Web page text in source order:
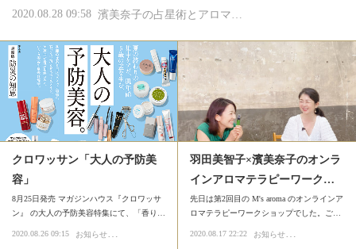
2020.08.28 09:58 濱美奈子の占星術とアロマテラピー
クロワッサン「大人の予防美
容」
8月25日発売 マガジンハウス『クロワッサ
ン』 の大人の予防美容特集にて、「香り…
2020.08.26 09:15 お
知らせメディア掲載
羽田美智子×濱美奈子のオンラ
インアロマテラピーワーク…
先日は第2回目の M's aroma のオンラインア
ロマテラピーワークショップでした。ご…
2020.08.17 22:22 お
知らせイベント